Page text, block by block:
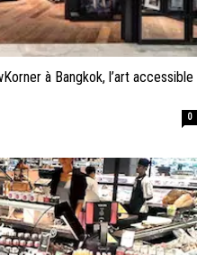
à Bangkok, l’art accessible
0